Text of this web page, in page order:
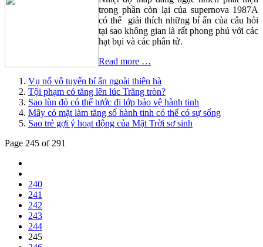
trong phần còn lại của supernova 1987A
có thể giải thích những bí ẩn của câu hỏi
tại sao không gian là rất phong phú với các
hạt bụi và các phân tử.
Read more …
Vụ nổ vô tuyến bí ẩn ngoài thiên hà
Tội phạm có tăng lên lúc Trăng tròn?
Sao lùn đỏ có thể tước đi lớp bảo vệ hành tinh
Mây có mặt làm tăng số hành tinh có thể có sự sống
Sao trẻ gợi ý hoạt động của Mặt Trời sơ sinh
Page 245 of 291
240
241
242
243
244
245